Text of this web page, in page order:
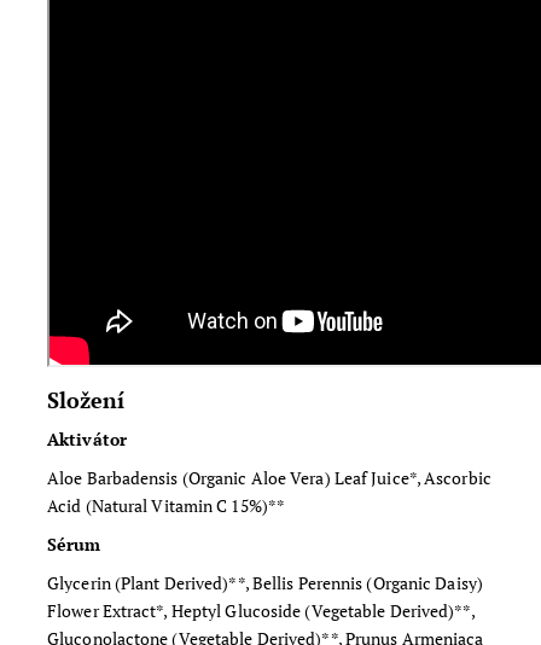
Složení
Aktivátor
Aloe Barbadensis (Organic Aloe Vera) Leaf Juice*, Ascorbic
Acid (Natural Vitamin C 15%)**
Sérum
Glycerin (Plant Derived)**, Bellis Perennis (Organic Daisy)
Flower Extract*, Heptyl Glucoside (Vegetable Derived)**,
Gluconolactone (Vegetable Derived)**, Prunus Armeniaca